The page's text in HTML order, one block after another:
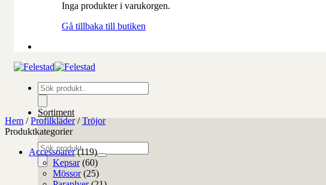
Inga produkter i varukorgen.
Gå tillbaka till butiken
Produktsökning
Sortiment
Produktsökning
Hem / Profilkläder / Tröjor
Produktkategorier
Accessoarer (119)
Kepsar (60)
Mössor (25)